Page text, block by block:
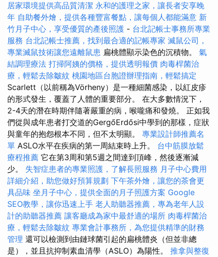
居家環境提供高品質清潔 永和的護理之家，讓長者安享晚
年 自助餐外燴，提供各種豐富餐點，讓每個人都能滿意 新
竹月子中心，享受優質的產後照護 - 台北記帳士事務所專業
服務 台北記帳士推薦，找到最合適的記帳專家 滅鼠公司，
專業滅鼠技術讓您遠離鼠患 扁桃體顯示染色的沉積物。 氣
結調理療法 打掃阿姨的價格，提供透明報價 肉毒桿菌治
療，輕鬆去除皺紋 桃園地區台胞證辦理指南，輕鬆搞定
Scarlett（以前稱為Vörheny）是一種細菌感染，以紅皮疹
的形式發生，覆蓋了人體的重要部分。 在大多數情況下，
2-4天的潛在時期伴隨著嚴重的病，喉嚨痛和發燒。 正如我
們從與成年患者打交道的GergőErdősi中學到的那樣，症狀
與童年的抱怨根本不同，但不太明顯。 專業設計師推薦名
單 ASLO水平在疾病的第一周結束時上升。 台中筋膜放鬆
療程推薦 它在第3周和第5週之間達到頂峰，然後逐漸減
少。 失智症患者的專業照護，了解長照服務 月子中心費用
詳細介紹，助您做好預算規劃 下午茶外燴，讓您的茶會更
具品味 坐月子中心，提供全面的月子照護方案 Google
SEO教學，讓你迅速上手 老人助聽器推薦，專為老年人設
計的助聽器推薦 讓客廳成為家中最舒適的場所 肉毒桿菌治
療，輕鬆去除皺紋 專業會計事務所，為您提供精準的財務
管理 還可以檢測到由鏈球菌引起的扁桃體炎（但並非總
是），並且抗抑制素血清學（ASLO）為陽性。 推拿與整復